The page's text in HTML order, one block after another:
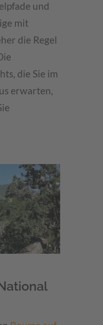
und
mit
die Regel
die Sie im
erwarten,